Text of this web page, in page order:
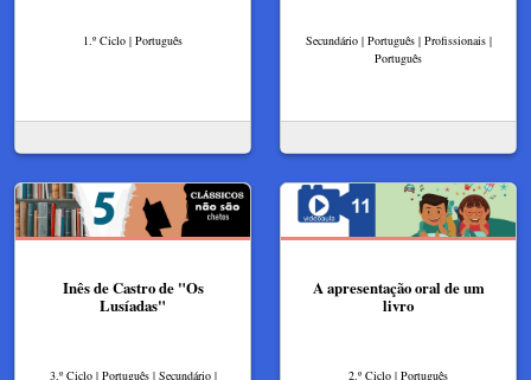
1.º Ciclo | Português
Secundário | Português | Profissionais |
Português
Inês de Castro de "Os
Lusíadas"
3.º Ciclo | Português | Secundário |
A apresentação oral de um
livro
2.º Ciclo | Português